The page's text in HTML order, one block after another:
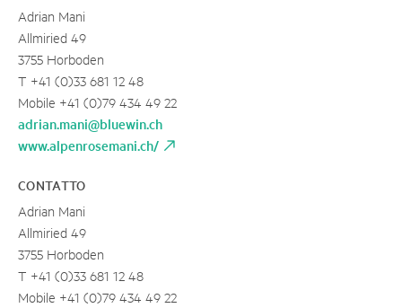
Adrian Mani
Allmiried 49
3755 Horboden
T +41 (0)33 681 12 48
Mobile +41 (0)79 434 49 22
adrian.mani@bluewin.ch
www.alpenrosemani.ch/
CONTATTO
Adrian Mani
Allmiried 49
3755 Horboden
T +41 (0)33 681 12 48
Mobile +41 (0)79 434 49 22